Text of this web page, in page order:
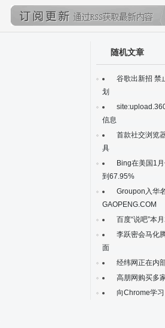
随机文章
谷歌出新招 禁
划
信息
首款社交浏览
具
Bing在美国1
到67.95%
Groupon入华
GAOPENG.COM
百度“说吧”本
李跃密会马化
面
经纬网正在内
高朋网购买多
向Chrome学